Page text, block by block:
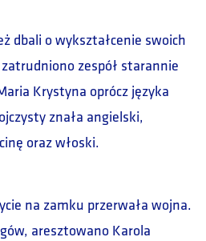
dbali o wykształcenie swoich
zespół starannie
Krystyna oprócz języka
znała angielski,
oraz włoski.
na zamku przerwała wojna.
aresztowano Karola